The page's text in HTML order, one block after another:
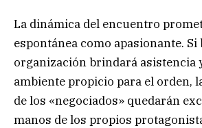
La dinámica del encuentro
espontánea como apasionante. Si
organización brindará asistencia
ambiente propicio para el orden,
de los «negociados» quedarán
manos de los propios